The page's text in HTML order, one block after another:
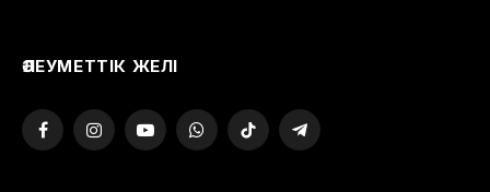
ӘЛЕУМЕТТІК ЖЕЛІ
FacebookInstagramYouTubeWhatsAppTikTok Telegram